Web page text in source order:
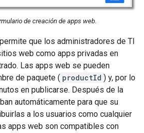
de creación de apps web.
que los administradores de TI
web como apps privadas en
Las apps web se pueden
de paquete ( productId ) y, por lo
en publicarse. Después de la
automáticamente para que su
a los usuarios como cualquier
apps web son compatibles con